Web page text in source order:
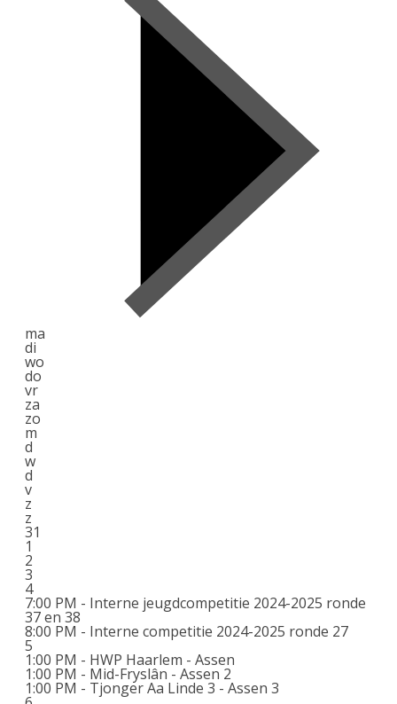
ma
di
wo
do
vr
za
zo
m
d
w
d
v
z
z
31
1
2
3
4
7:00 PM - Interne jeugdcompetitie 2024-2025 ronde
37 en 38
8:00 PM - Interne competitie 2024-2025 ronde 27
5
1:00 PM - HWP Haarlem - Assen
1:00 PM - Mid-Fryslân - Assen 2
1:00 PM - Tjonger Aa Linde 3 - Assen 3